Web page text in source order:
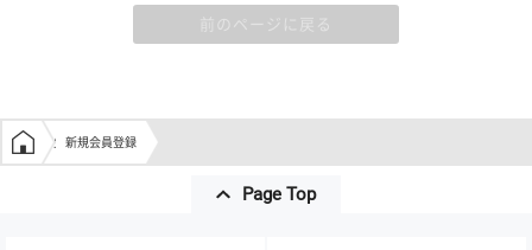
前のページに戻る
学生の窓口トップ
新規会員登録
Page Top